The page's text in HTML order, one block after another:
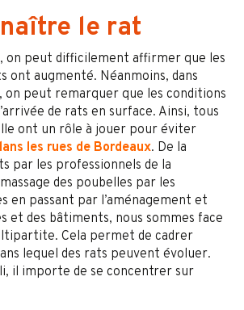
le rat
on peut difficilement affirmer que les
ont augmenté. Néanmoins, dans
peut remarquer que les conditions
de rats en surface. Ainsi, tous
ont un rôle à jouer pour éviter
les rues de Bordeaux. De la
par les professionnels de la
des poubelles par les
en passant par l’aménagement et
et des bâtiments, nous sommes face
Cela permet de cadrer
lequel des rats peuvent évoluer.
il importe de se concentrer sur